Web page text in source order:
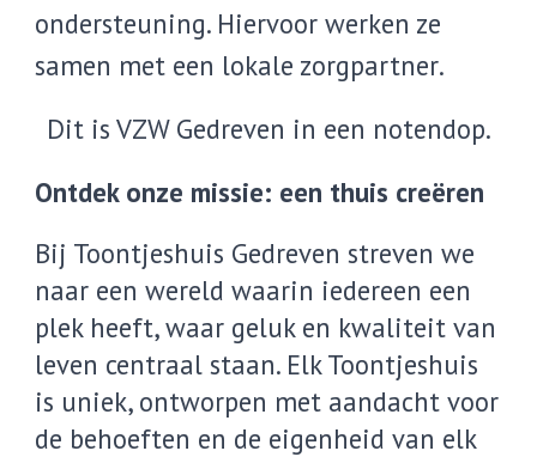
ondersteuning. Hiervoor werken ze
samen met een lokale zorgpartner.
Dit is VZW Gedreven in een notendop.
Ontdek onze missie: een thuis creëren
Bij Toontjeshuis Gedreven streven we
naar een wereld waarin iedereen een
plek heeft, waar geluk en kwaliteit van
leven centraal staan. Elk Toontjeshuis
is uniek, ontworpen met aandacht voor
de behoeften en de eigenheid van elk